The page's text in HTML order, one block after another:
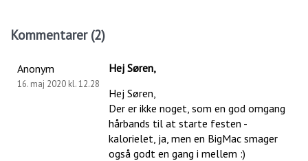
Kommentarer (2)
Anonym
16. maj 2020 kl. 12.28
Hej Søren,
Hej Søren,
Der er ikke noget, som en god omgang
hårbands til at starte festen -
kalorielet, ja, men en BigMac smager
også godt en gang i mellem :)